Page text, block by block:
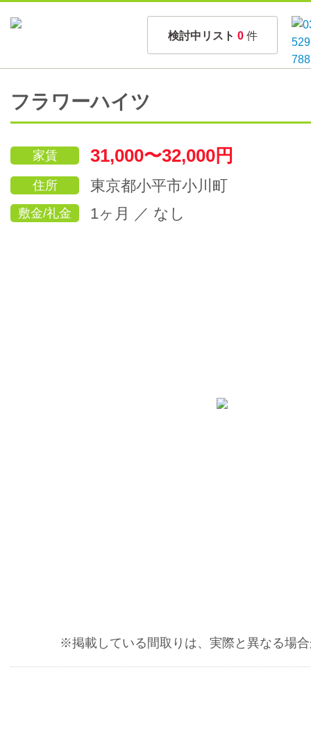
検討中リスト 0 件
フラワーハイツ
家賃 31,000〜32,000円
住所 東京都小平市小川町
敷金/礼金 1ヶ月 ／ なし
※掲載している間取りは、実際と異なる場